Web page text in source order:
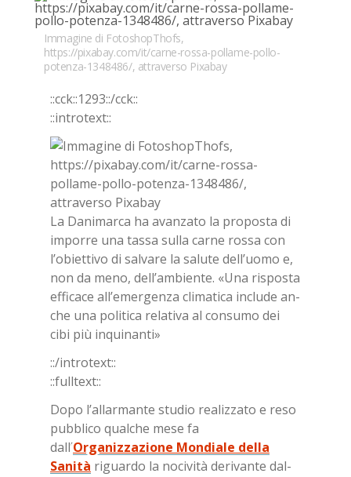
Immagine di FotoshopThofs,
https://pixabay.com/it/carne-rossa-pollame-pollo-
potenza-1348486/, attraverso Pixabay
::cck::1293::/​cck::
::in­tro­text::
La Da­ni­mar­ca ha avan­za­to la pro­po­sta di
im­por­re una tas­sa sul­la car­ne ros­sa con
l’o­biet­ti­vo di sal­va­re la sa­lu­te del­l’uo­mo e,
non da meno, del­l’am­bien­te. «Una ri­spo­sta
ef­fi­ca­ce al­l’e­mer­gen­za cli­ma­ti­ca in­clu­de an­
che una po­li­ti­ca re­la­ti­va al con­su­mo dei
cibi più in­qui­nan­ti»
::/in­tro­text::
::full­text::
Dopo l’al­lar­man­te stu­dio rea­liz­za­to e reso
pub­bli­co qual­che mese fa
dall’Organizzazione Mondiale della
Sanità ri­guar­do la no­ci­vi­tà de­ri­van­te dal­